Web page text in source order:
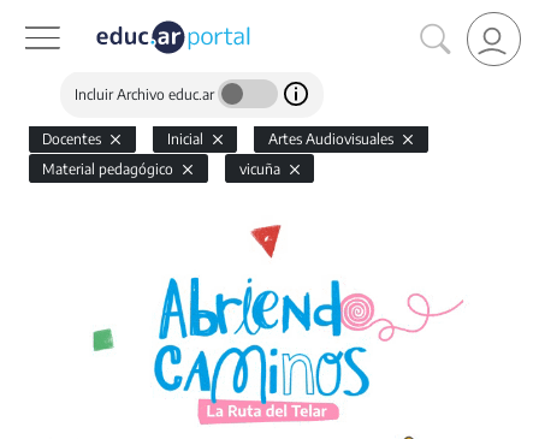
Incluir Archivo educ.ar
Docentes Inicial
Artes Audiovisuales
Material pedagógico
vicuña